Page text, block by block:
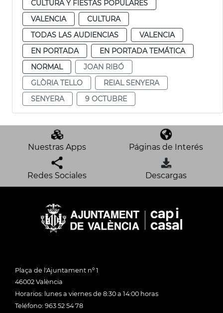
CULTURA Y FIESTAS POPULARES
VALENCIA
CULTURA
TODAS LAS AUDIENCIAS
VALENCIA
EN PORTADA
EN PORTADA TEMÁTICA
NORMAL
JOAN RIBÓ
GLÒRIA TELLO
REIAL SENYERA
SENYERA
9 OCTUBRE
Nuestras Apps Páginas de Interés
Redes Sociales Descargas
Plaça de l'Ajuntament nº 1
46002 València
Horarios: lunes a viernes de 8:30 a 14:00 horas
Teléfono: 963 52 54 78